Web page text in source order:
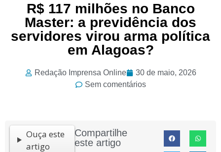
R$ 117 milhões no Banco
Master: a previdência dos
servidores virou arma política
em Alagoas?
Redação Imprensa Online
30 de maio, 2026
Sem comentários
Ouça este
artigo
Compartilhe
este artigo